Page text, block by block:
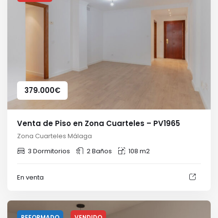
379.000€
Venta de Piso en Zona Cuarteles – PV1965
Zona Cuarteles Málaga
3 Dormitorios
2 Baños 108 m2
En venta